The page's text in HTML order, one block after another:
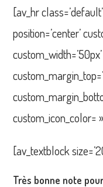
[av_hr
position=’center’
custom_icon_color=
[av_textblock
Très bonne note